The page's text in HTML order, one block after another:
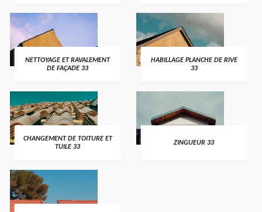
NETTOYAGE ET RAVALEMENT
DE FAÇADE 33
HABILLAGE PLANCHE DE RIVE
33
CHANGEMENT DE TOITURE ET
TUILE 33
ZINGUEUR 33